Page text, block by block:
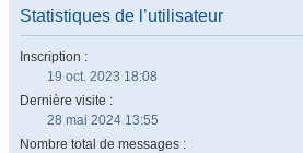
Statistiques de l’utilisateur
Inscription :
19 oct. 2023 18:08
Dernière visite :
28 mai 2024 13:55
Nombre total de messages :